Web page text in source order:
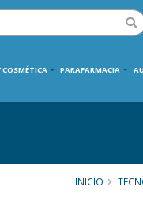
COSMÉTICA PARAFARMACIA
INICIO